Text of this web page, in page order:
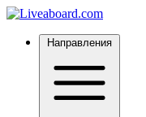
Направления